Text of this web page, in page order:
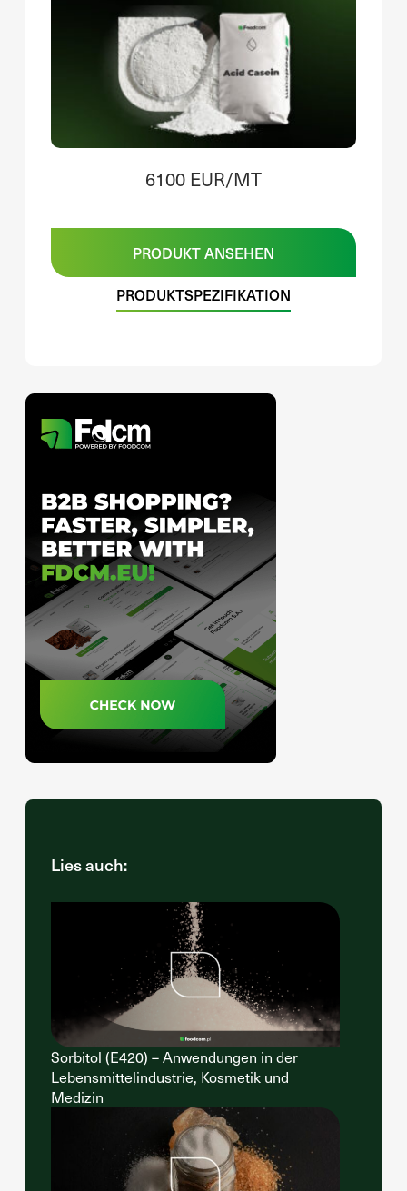
6100 EUR/MT
PRODUKT ANSEHEN
PRODUKTSPEZIFIKATION
Lies auch:
Sorbitol (E420) – Anwendungen in der
Lebensmittelindustrie, Kosmetik und
Medizin